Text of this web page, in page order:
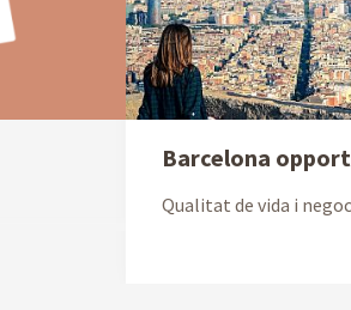
Barcelona
Qualitat de vida i